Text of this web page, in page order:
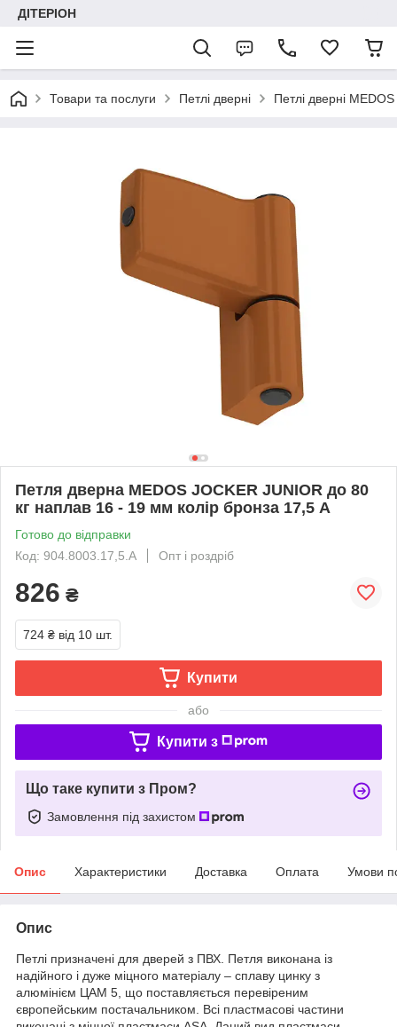
ДІТЕРІОН
Товари та послуги Петлі дверні Петлі дверні MEDOS
Петля дверна MEDOS JOCKER JUNIOR до 80
кг наплав 16 - 19 мм колір бронза 17,5 А
Готово до відправки
Код: 904.8003.17,5.А
Опт і роздріб
826 ₴
724 ₴ від 10 шт.
Купити
або
Купити з
Що таке купити з Пром?
Замовлення під захистом
Опис Характеристики Доставка Оплата Умови
Опис
Петлі призначені для дверей з ПВХ. Петля виконана із
надійного і дуже міцного матеріалу – сплаву цинку з
алюмінієм ЦАМ 5, що поставляється перевіреним
європейським постачальником. Всі пластмасові частини